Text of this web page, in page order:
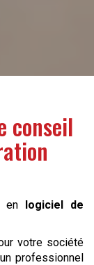
conseil
logiciel de
votre société
professionnel